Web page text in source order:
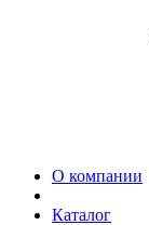
О компании
Каталог